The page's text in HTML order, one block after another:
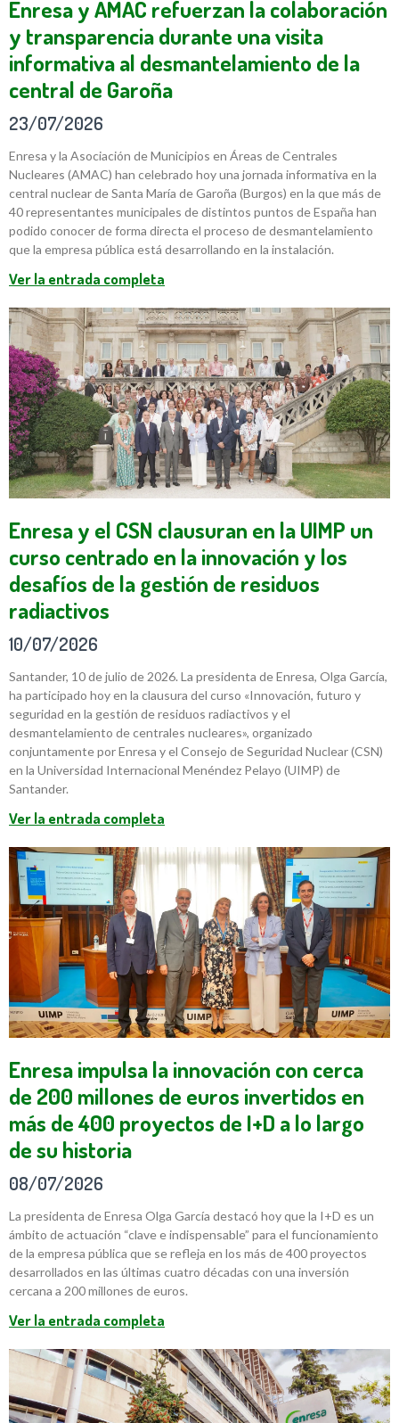
Enresa y AMAC refuerzan la colaboración
y transparencia durante una visita
informativa al desmantelamiento de la
central de Garoña
23/07/2026
Enresa y la Asociación de Municipios en Áreas de Centrales
Nucleares (AMAC) han celebrado hoy una jornada informativa en la
central nuclear de Santa María de Garoña (Burgos) en la que más de
40 representantes municipales de distintos puntos de España han
podido conocer de forma directa el proceso de desmantelamiento
que la empresa pública está desarrollando en la instalación.
Ver la entrada completa
Enresa y el CSN clausuran en la UIMP un
curso centrado en la innovación y los
desafíos de la gestión de residuos
radiactivos
10/07/2026
Santander, 10 de julio de 2026. La presidenta de Enresa, Olga García,
ha participado hoy en la clausura del curso «Innovación, futuro y
seguridad en la gestión de residuos radiactivos y el
desmantelamiento de centrales nucleares», organizado
conjuntamente por Enresa y el Consejo de Seguridad Nuclear (CSN)
en la Universidad Internacional Menéndez Pelayo (UIMP) de
Santander.
Ver la entrada completa
Enresa impulsa la innovación con cerca
de 200 millones de euros invertidos en
más de 400 proyectos de I+D a lo largo
de su historia
08/07/2026
La presidenta de Enresa Olga García destacó hoy que la I+D es un
ámbito de actuación “clave e indispensable” para el funcionamiento
de la empresa pública que se refleja en los más de 400 proyectos
desarrollados en las últimas cuatro décadas con una inversión
cercana a 200 millones de euros.
Ver la entrada completa